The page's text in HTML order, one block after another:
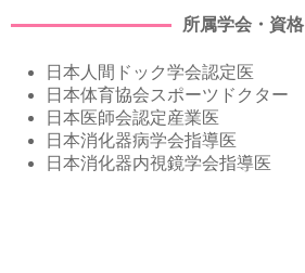
所属学会・資格
日本人間ドック学会認定医
日本体育協会スポーツドクター
日本医師会認定産業医
日本消化器病学会指導医
日本消化器内視鏡学会指導医